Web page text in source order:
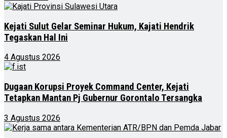
Kejati Sulut Gelar Seminar Hukum, Kajati Hendrik
Tegaskan Hal Ini
4 Agustus 2026
Dugaan Korupsi Proyek Command Center, Kejati
Tetapkan Mantan Pj Gubernur Gorontalo Tersangka
3 Agustus 2026